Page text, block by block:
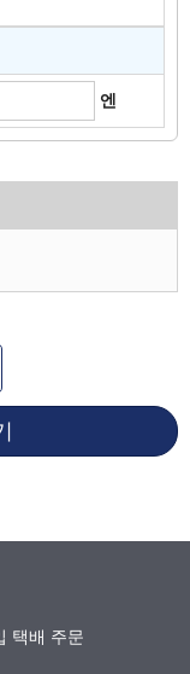
엔
택배 주문